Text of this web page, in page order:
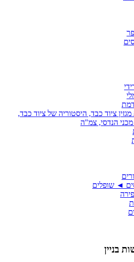
ציוד כבד, היסטוריה של ציוד כבד,
מכני הנדסי, צמ"ה
◄ שופלים
בניין